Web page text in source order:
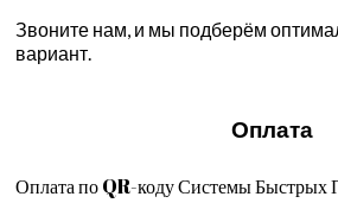
Звоните нам, и мы подберём
вариант.
Оплата
Оплата по QR-коду Системы Быстрых